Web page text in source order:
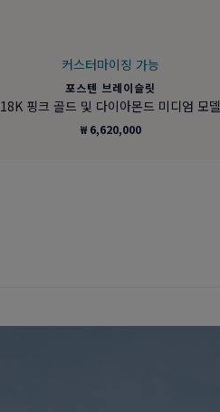
커스터마이징 가능
포스텐 브레이슬릿
18K 핑크 골드 및 다이아몬드 미디엄 모델
₩ 6,620,000